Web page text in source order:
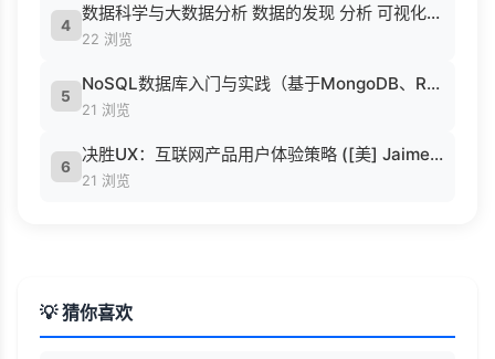
4
数据科学与大数据分析 数据的发现 分析 可视化与表示 ( etc.).epub
22 浏览
5
NoSQL数据库入门与实践（基于MongoDB、Redis） (刘瑜 刘胜松).pdf
21 浏览
6
决胜UX：互联网产品用户体验策略 ([美] Jaime Levy [[美] Jaime Levy]).epub
21 浏览
💡 猜你喜欢